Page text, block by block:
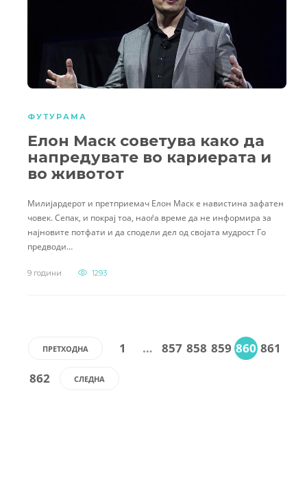
ФУТУРАМА
Eлон Маск советува како да
напредувате во кариерата и
во животот
Милијардерот и претприемач Eлон Маск е навистина зафатен
човек. Сепак, и покрај тоа, наоѓа време да не информира за
најновите потфати и да сподели дел од својата мудрост Го
предводи…
9 години 1293
ПРЕТХОДНА 1 … 857 858 859 860 861
862
СЛЕДНА